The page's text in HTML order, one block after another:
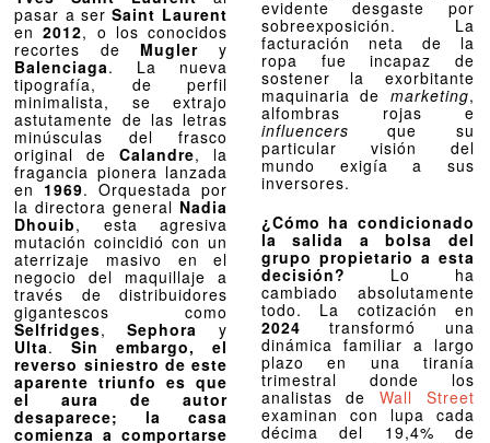
pasar a serSaint Laurent
en2012, o los conocidos
recortes de Mugler y
Balenciaga. La nueva
tipografía, de perfil
minimalista, se extrajo
astutamente de las letras
minúsculas del frasco
original deCalandre, la
fragancia pionera lanzada
en1969. Orquestada por
la directora general Nadia
Dhouib, esta agresiva
mutación coincidió con un
aterrizaje masivo en el
negocio del maquillaje a
través de distribuidores
gigantescos como
Selfridges,Sephora
y
Ulta.Sin embargo, el
reverso siniestro de este
aparente triunfo es que
el aura de autor
desaparece; la casa
comienza a comportarse
evidente desgaste por
sobreexposición. La
facturación neta de la
ropa fue incapaz de
sostener la exorbitante
maquinaria de marketing,
alfombras rojas e
influencers que su
particular visión del
mundo exigía a sus
inversores.
¿Cómo ha condicionado
la salida a bolsa del
grupo propietario a esta
decisión? Lo ha
cambiado absolutamente
todo. La cotización en
2024 transformó una
dinámica familiar a largo
plazo en una tiranía
trimestral donde los
analistas de Wall Street
examinan con lupa cada
décima del 19,4% de